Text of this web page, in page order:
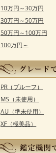
10万円～30万円
30万円～50万円
50万円～100万円
100万円～
PR（プルーフ）
MS（未使用）
AU（準未使用）
XF（極美品）